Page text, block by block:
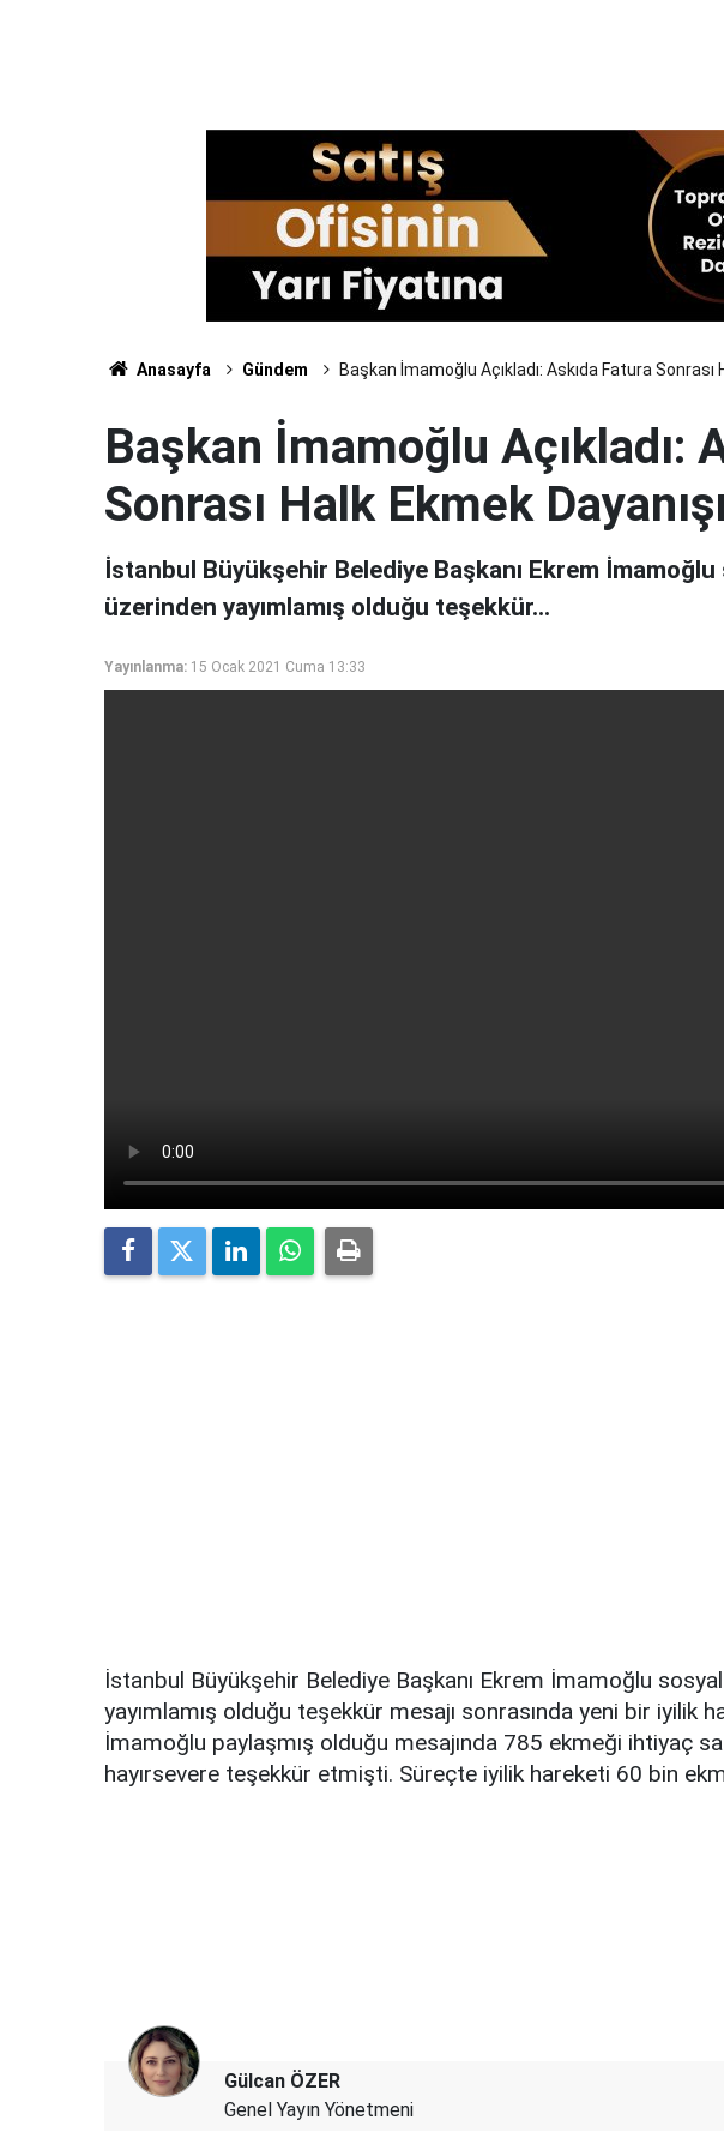
Anasayfa Gündem Başkan İmamoğlu Açıkladı: Askıda Fatura Sonrası
Başkan İmamoğlu Açıkladı:
Sonrası Halk Ekmek
İstanbul Büyükşehir Belediye Başkanı Ekrem İmamoğlu
üzerinden yayımlamış olduğu teşekkür...
Yayınlanma: 15 Ocak 2021 Cuma 13:33
İstanbul Büyükşehir Belediye Başkanı Ekrem İmamoğlu
yayımlamış olduğu teşekkür mesajı sonrasında yeni bir iyilik
İmamoğlu paylaşmış olduğu mesajında 785 ekmeği ihtiyaç
hayırsevere teşekkür etmişti. Süreçte iyilik hareketi 60 bin
Gülcan ÖZER
Genel Yayın Yönetmeni